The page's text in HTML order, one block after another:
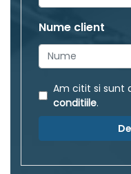
Nume client
Am citit si sunt
conditiile.